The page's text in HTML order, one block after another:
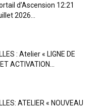
d’Ascension 12:21
2026...
: Atelier « LIGNE DE
ACTIVATION...
ATELIER « NOUVEAU